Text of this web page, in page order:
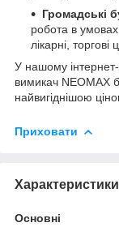
Громадські
робота в
лікарні,
У нашому
вимикач NEOMAX
найвигіднішою
Приховати
Характеристики
Основні